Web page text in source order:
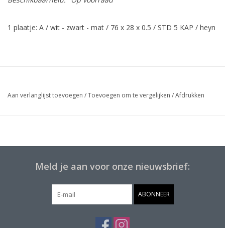
1 plaatje: A / wit - zwart - mat / 76 x 28 x 0.5 / STD 5 KAP / heyn
Aan verlanglijst toevoegen /Toevoegen om te vergelijken /Afdrukken
Meld je aan voor onze nieuwsbrief:
ABONNEER